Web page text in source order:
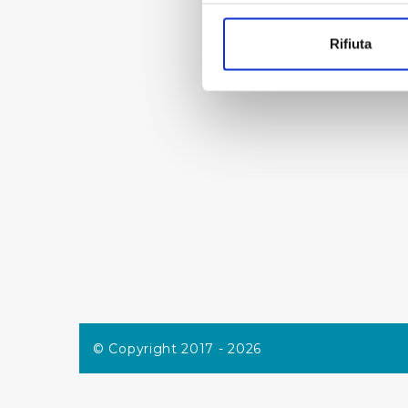
Identificare il tuo
digitali).
Rifiuta
© Copyright 2017 - 2026